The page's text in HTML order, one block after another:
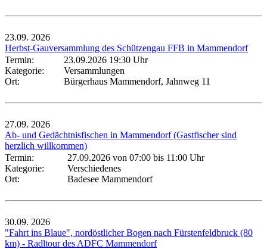
23.09. 2026
Herbst-Gauversammlung des Schützengau FFB in Mammendorf
Termin:
23.09.2026 19:30 Uhr
Kategorie:
Versammlungen
Ort:
Bürgerhaus Mammendorf, Jahnweg 11
27.09. 2026
Ab- und Gedächtnisfischen in Mammendorf (Gastfischer sind
herzlich willkommen)
Termin:
27.09.2026 von 07:00 bis 11:00 Uhr
Kategorie:
Verschiedenes
Ort:
Badesee Mammendorf
30.09. 2026
"Fahrt ins Blaue", nordöstlicher Bogen nach Fürstenfeldbruck (80
km) - Radltour des ADFC Mammendorf